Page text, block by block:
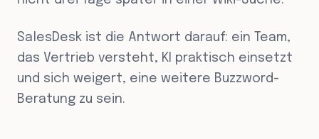
SalesDesk ist die Antwort darauf: ein Team,
das Vertrieb versteht, KI praktisch einsetzt
und sich weigert, eine weitere Buzzword-
Beratung zu sein.